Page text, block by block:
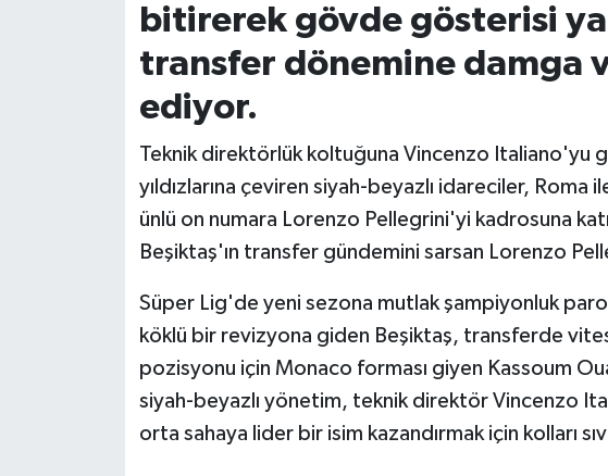
bitirerek gövde gösterisi
transfer dönemine damga
ediyor.
Teknik direktörlük koltuğuna Vincenzo Italiano'yu
yıldızlarına çeviren siyah-beyazlı idareciler, Roma
ünlü on numara Lorenzo Pellegrini'yi kadrosuna
Beşiktaş'ın transfer gündemini sarsan Lorenzo
Süper Lig'de yeni sezona mutlak şampiyonluk
köklü bir revizyona giden Beşiktaş, transferde
pozisyonu için Monaco forması giyen Kassoum
siyah-beyazlı yönetim, teknik direktör Vincenzo
orta sahaya lider bir isim kazandırmak için kolları
KÜLTÜR-SANAT
MAGAZİN
OTOMOTİV
Resmi İlanlar